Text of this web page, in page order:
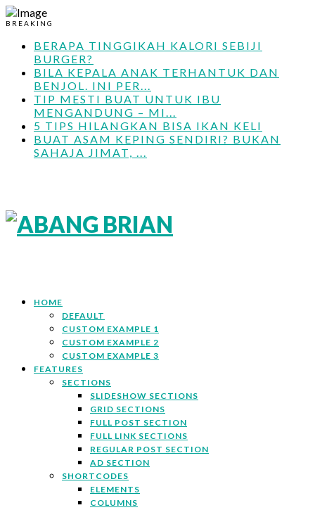
BREAKING
BERAPA TINGGIKAH KALORI SEBIJI
BURGER?
BILA KEPALA ANAK TERHANTUK DAN
BENJOL. INI PER...
TIP MESTI BUAT UNTUK IBU
MENGANDUNG – MI...
5 TIPS HILANGKAN BISA IKAN KELI
BUAT ASAM KEPING SENDIRI? BUKAN
SAHAJA JIMAT, ...
HOME
DEFAULT
CUSTOM EXAMPLE 1
CUSTOM EXAMPLE 2
CUSTOM EXAMPLE 3
FEATURES
SECTIONS
SLIDESHOW SECTIONS
GRID SECTIONS
FULL POST SECTION
FULL LINK SECTIONS
REGULAR POST SECTION
AD SECTION
SHORTCODES
ELEMENTS
COLUMNS